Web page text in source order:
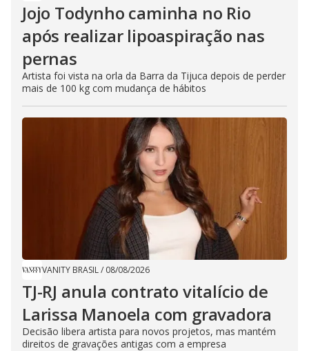
Jojo Todynho caminha no Rio
após realizar lipoaspiração nas
pernas
Artista foi vista na orla da Barra da Tijuca depois de perder
mais de 100 kg com mudança de hábitos
VANITY BRASIL/ 08/08/2026
TJ-RJ anula contrato vitalício de
Larissa Manoela com gravadora
Decisão libera artista para novos projetos, mas mantém
direitos de gravações antigas com a empresa